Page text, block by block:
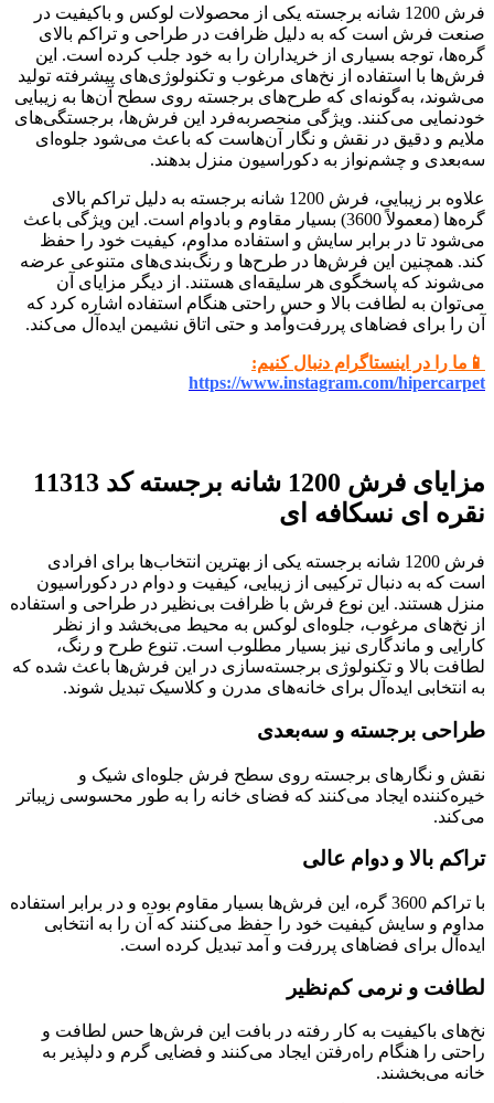
فرش 1200 شانه برجسته یکی از محصولات لوکس و باکیفیت در
صنعت فرش است که به دلیل ظرافت در طراحی و تراکم بالای
گره‌ها، توجه بسیاری از خریداران را به خود جلب کرده است. این
فرش‌ها با استفاده از نخ‌های مرغوب و تکنولوژی‌های پیشرفته تولید
می‌شوند، به‌گونه‌ای که طرح‌های برجسته روی سطح آن‌ها به زیبایی
خودنمایی می‌کنند. ویژگی منحصربه‌فرد این فرش‌ها، برجستگی‌های
ملایم و دقیق در نقش ‌و نگار آن‌هاست که باعث می‌شود جلوه‌ای
سه‌بعدی و چشم‌نواز به دکوراسیون منزل بدهند.
علاوه بر زیبایی، فرش 1200 شانه برجسته به دلیل تراکم بالای
گره‌ها (معمولاً 3600) بسیار مقاوم و بادوام است. این ویژگی باعث
می‌شود تا در برابر سایش و استفاده مداوم، کیفیت خود را حفظ
کند. همچنین این فرش‌ها در طرح‌ها و رنگ‌بندی‌های متنوعی عرضه
می‌شوند که پاسخگوی هر سلیقه‌ای هستند. از دیگر مزایای آن
می‌توان به لطافت بالا و حس راحتی هنگام استفاده اشاره کرد که
آن را برای فضاهای پررفت‌وآمد و حتی اتاق نشیمن ایده‌آل می‌کند.
📱ما را در اینستاگرام دنبال کنیم:
https://www.instagram.com/hipercarpet
مزایای فرش 1200 شانه برجسته کد 11313
نقره ای نسکافه ای
فرش 1200 شانه برجسته یکی از بهترین انتخاب‌ها برای افرادی
است که به دنبال ترکیبی از زیبایی، کیفیت و دوام در دکوراسیون
منزل هستند. این نوع فرش با ظرافت بی‌نظیر در طراحی و استفاده
از نخ‌های مرغوب، جلوه‌ای لوکس به محیط می‌بخشد و از نظر
کارایی و ماندگاری نیز بسیار مطلوب است. تنوع طرح و رنگ،
لطافت بالا و تکنولوژی برجسته‌سازی در این فرش‌ها باعث شده که
به انتخابی ایده‌آل برای خانه‌های مدرن و کلاسیک تبدیل شوند.
طراحی برجسته و سه‌بعدی
نقش ‌و نگارهای برجسته روی سطح فرش جلوه‌ای شیک و
خیره‌کننده ایجاد می‌کنند که فضای خانه را به طور محسوسی زیباتر
می‌کند.
تراکم بالا و دوام عالی
با تراکم 3600 گره، این فرش‌ها بسیار مقاوم بوده و در برابر استفاده
مداوم و سایش کیفیت خود را حفظ می‌کنند که آن را به انتخابی
ایده‌آل برای فضاهای پررفت ‌و آمد تبدیل کرده است.
لطافت و نرمی کم‌نظیر
نخ‌های باکیفیت به کار رفته در بافت این فرش‌ها حس لطافت و
راحتی را هنگام راه‌رفتن ایجاد می‌کنند و فضایی گرم و دلپذیر به
خانه می‌بخشند.